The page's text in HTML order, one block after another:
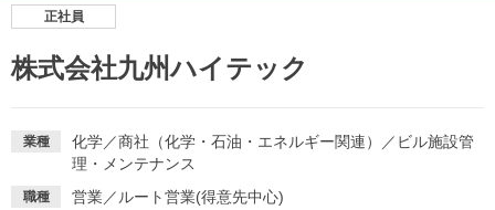
採用情報を探す
説明会を探す
インターンを探す
正社員
株式会社九州ハイテック
業種 化学／商社（化学・石油・エネルギー関連） ／ ビル施設管
理・メンテナンス
職種 営業／ ルート営業(得意先中心)